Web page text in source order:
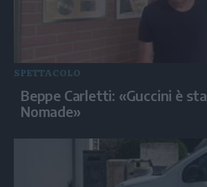
SPETTACOLO
Beppe Carletti: «Guccini è
Nomade»